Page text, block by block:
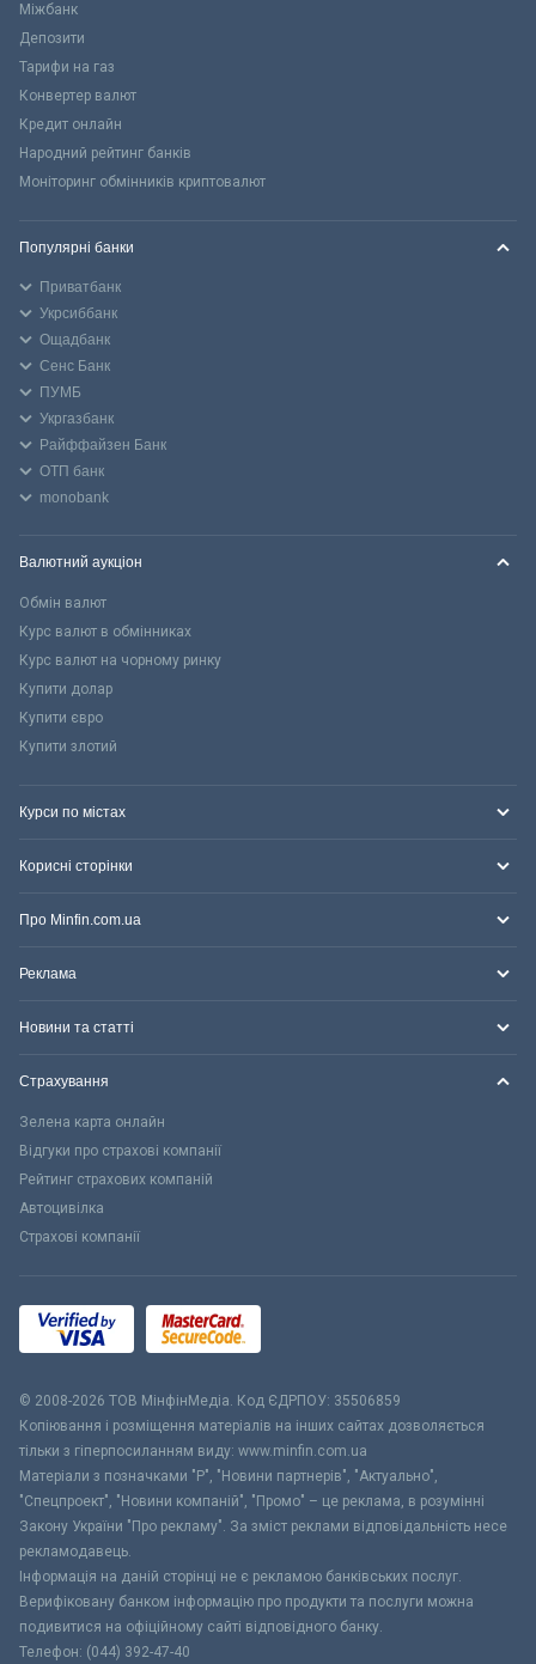
Міжбанк
Депозити
Тарифи на газ
Конвертер валют
Кредит онлайн
Народний рейтинг банків
Моніторинг обмінників криптовалют
Популярні банки
Приватбанк
Укрсиббанк
Ощадбанк
Сенс Банк
ПУМБ
Укргазбанк
Райффайзен Банк
ОТП банк
monobank
Валютний аукціон
Обмін валют
Курс валют в обмінниках
Курс валют на чорному ринку
Купити долар
Купити євро
Купити злотий
Курси по містах
Корисні сторінки
Про Minfin.com.ua
Реклама
Новини та статті
Страхування
Зелена карта онлайн
Відгуки про страхові компанії
Рейтинг страхових компаній
Автоцивілка
Страхові компанії
© 2008-2026 ТОВ МiнфiнМедiа. Код ЄДРПОУ: 35506859
Копіювання і розміщення матеріалів на інших сайтах дозволяється
тільки з гіперпосиланням виду: www.minfin.com.ua
Матеріали з позначками "Р", "Новини партнерів", "Актуально",
"Спецпроект", "Новини компаній", "Промо" – це реклама, в розумінні
Закону України "Про рекламу". За зміст реклами відповідальність несе
рекламодавець.
Інформація на даній сторінці не є рекламою банківських послуг.
Верифіковану банком інформацію про продукти та послуги можна
подивитися на офіційному сайті відповідного банку.
Телефон: (044) 392-47-40